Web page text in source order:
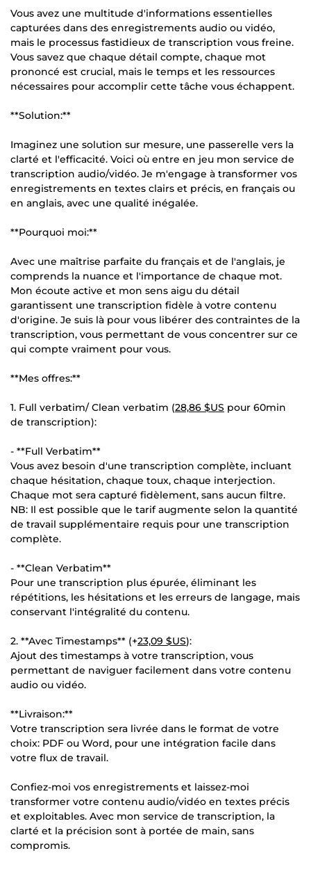
Vous avez une multitude d'informations essentielles
capturées dans des enregistrements audio ou vidéo,
mais le processus fastidieux de transcription vous freine.
Vous savez que chaque détail compte, chaque mot
prononcé est crucial, mais le temps et les ressources
nécessaires pour accomplir cette tâche vous échappent.
**Solution:**
Imaginez une solution sur mesure, une passerelle vers la
clarté et l'efficacité. Voici où entre en jeu mon service de
transcription audio/vidéo. Je m'engage à transformer vos
enregistrements en textes clairs et précis, en français ou
en anglais, avec une qualité inégalée.
**Pourquoi moi:**
Avec une maîtrise parfaite du français et de l'anglais, je
comprends la nuance et l'importance de chaque mot.
Mon écoute active et mon sens aigu du détail
garantissent une transcription fidèle à votre contenu
d'origine. Je suis là pour vous libérer des contraintes de la
transcription, vous permettant de vous concentrer sur ce
qui compte vraiment pour vous.
**Mes offres:**
1. Full verbatim/ Clean verbatim (28,86 $US pour 60min
de transcription):
- **Full Verbatim**
Vous avez besoin d'une transcription complète, incluant
chaque hésitation, chaque toux, chaque interjection.
Chaque mot sera capturé fidèlement, sans aucun filtre.
NB: Il est possible que le tarif augmente selon la quantité
de travail supplémentaire requis pour une transcription
complète.
- **Clean Verbatim**
Pour une transcription plus épurée, éliminant les
répétitions, les hésitations et les erreurs de langage, mais
conservant l'intégralité du contenu.
2. **Avec Timestamps** (+23,09 $US):
Ajout des timestamps à votre transcription, vous
permettant de naviguer facilement dans votre contenu
audio ou vidéo.
**Livraison:**
Votre transcription sera livrée dans le format de votre
choix: PDF ou Word, pour une intégration facile dans
votre flux de travail.
Confiez-moi vos enregistrements et laissez-moi
transformer votre contenu audio/vidéo en textes précis
et exploitables. Avec mon service de transcription, la
clarté et la précision sont à portée de main, sans
compromis.